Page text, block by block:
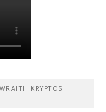
KRYPTOS